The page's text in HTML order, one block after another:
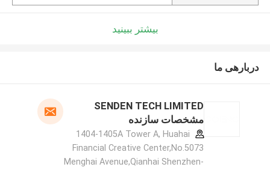
بیشتر ببینید
دربارهی ما
SENDEN TECH LIMITED
مشخصات سازنده
1404-1405A Tower A, Huahai
Financial Creative Center,No.5073
Menghai Avenue,Qianhai Shenzhen-